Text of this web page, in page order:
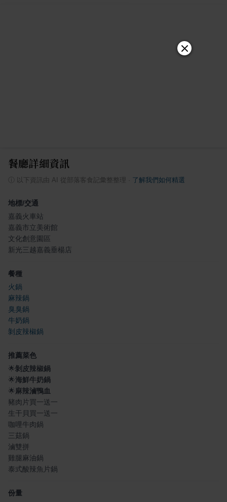
餐廳詳細資訊
以下資訊由 AI 從部落客食記彙整整理 了解我們如何精選
地標/交通
嘉義火車站
嘉義市立美術館
文化創意園區
新光三越嘉義垂楊店
餐種
火鍋
麻辣鍋
臭臭鍋
牛奶鍋
剝皮辣椒鍋
推薦菜色
🌟剝皮辣椒鍋
🌟海鮮牛奶鍋
🌟 麻辣滷鴨血
豬肉片買一送一
生干貝買一送一
咖哩牛肉鍋
三菇鍋
滷雙拼
雞腿麻油鍋
泰式酸辣魚片鍋
份量